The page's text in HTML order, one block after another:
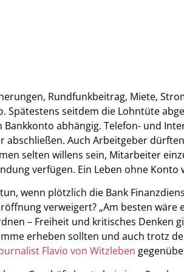
Rundfunkbeitrag, Miete,
Spätestens seitdem die Lohntüte
Bankkonto abhängig. Telefon- und
abschließen. Auch Arbeitgeber
selten willens sein, Mitarbeiter
verfügen. Ein Leben ohne
wenn plötzlich die Bank
verweigert? „Am besten wäre
– Freiheit und kritisches Denken
erheben sollten und auch trotz
Flavio von Witzleben